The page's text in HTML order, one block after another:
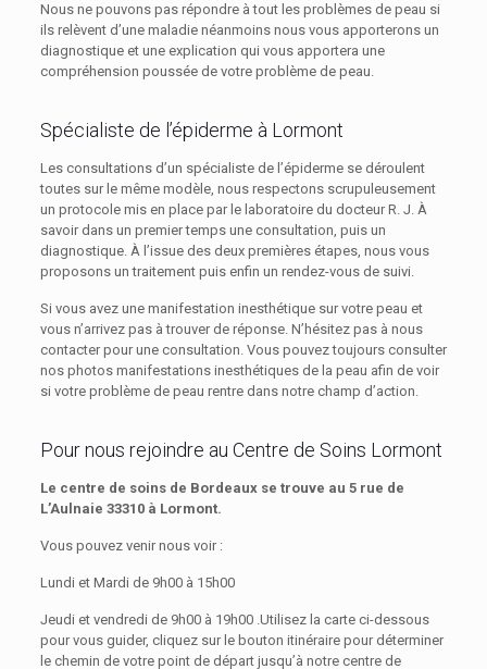
Nous ne pouvons pas répondre à tout les problèmes de peau si
ils relèvent d’une maladie néanmoins nous vous apporterons un
diagnostique et une explication qui vous apportera une
compréhension poussée de votre problème de peau.
Spécialiste de l’épiderme à Lormont
Les consultations d’un spécialiste de l’épiderme se déroulent
toutes sur le même modèle, nous respectons scrupuleusement
un protocole mis en place par le laboratoire du docteur R. J. À
savoir dans un premier temps une consultation, puis un
diagnostique. À l’issue des deux premières étapes, nous vous
proposons un traitement puis enfin un rendez-vous de suivi.
Si vous avez une manifestation inesthétique sur votre peau et
vous n’arrivez pas à trouver de réponse. N’hésitez pas à nous
contacter pour une consultation. Vous pouvez toujours consulter
nos photos manifestations inesthétiques de la peau afin de voir
si votre problème de peau rentre dans notre champ d’action.
Pour nous rejoindre au Centre de Soins Lormont
Le centre de soins de Bordeaux se trouve au 5 rue de
L’Aulnaie 33310 à Lormont.
Vous pouvez venir nous voir :
Lundi et Mardi de 9h00 à 15h00
Jeudi et vendredi de 9h00 à 19h00 .Utilisez la carte ci-dessous
pour vous guider, cliquez sur le bouton itinéraire pour déterminer
le chemin de votre point de départ jusqu’à notre centre de